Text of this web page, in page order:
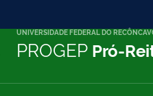
UNIVERSIDADE FEDERAL DO
PROGEP Pró-